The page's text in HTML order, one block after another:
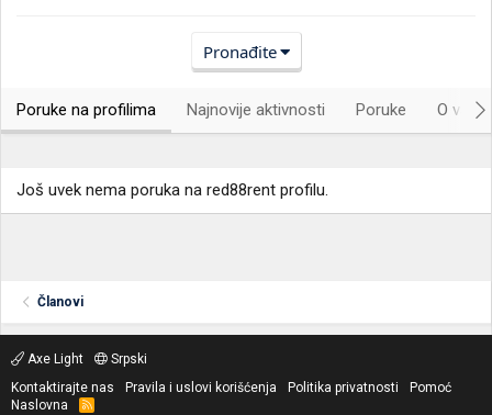
Pronađite
Poruke na profilima Najnovije aktivnosti Poruke O
Još uvek nema poruka na red88rent profilu.
Članovi
Axe Light
Srpski
Kontaktirajte nas
Pravila i uslovi korišćenja Politika privatnosti
Pomoć
Naslovna
R